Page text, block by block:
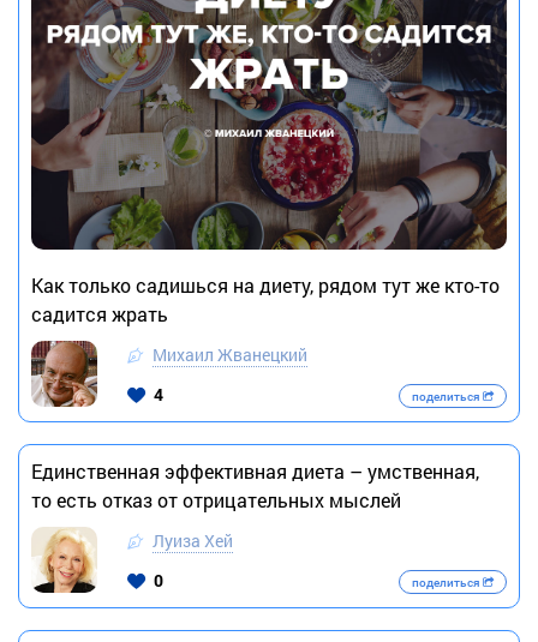
Как только садишься на диету, рядом тут же кто-то
садится жрать
Михаил Жванецкий
4
поделиться
Единственная эффективная диета – умственная,
то есть отказ от отрицательных мыслей
Луиза Хей
0
поделиться